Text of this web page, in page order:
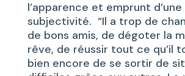
l’apparence et emprunt
subjectivité. “Il a trop de
de bons amis, de dégoter la
rêve, de réussir tout ce qu’il
bien encore de se sortir de